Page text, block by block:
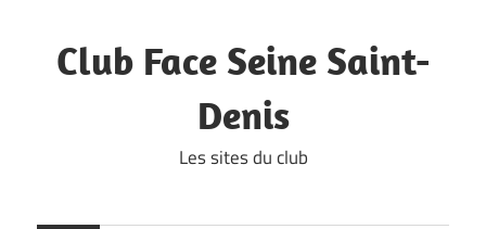
content
Club Face Seine Saint-
Denis
Les sites du club